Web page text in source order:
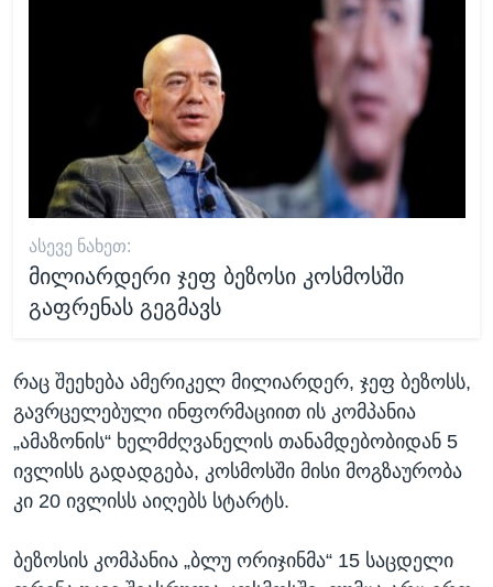
ᲐᲡᲔᲕᲔ ᲜᲐᲮᲔᲗ:
მილიარდერი ჯეფ ბეზოსი კოსმოსში
გაფრენას გეგმავს
რაც შეეხება ამერიკელ მილიარდერ, ჯეფ ბეზოსს,
გავრცელებული ინფორმაციით ის კომპანია
„ამაზონის“ ხელმძღვანელის თანამდებობიდან 5
ივლისს გადადგება, კოსმოსში მისი მოგზაურობა
კი 20 ივლისს აიღებს სტარტს.
ბეზოსის კომპანია „ბლუ ორიჯინმა“ 15 საცდელი